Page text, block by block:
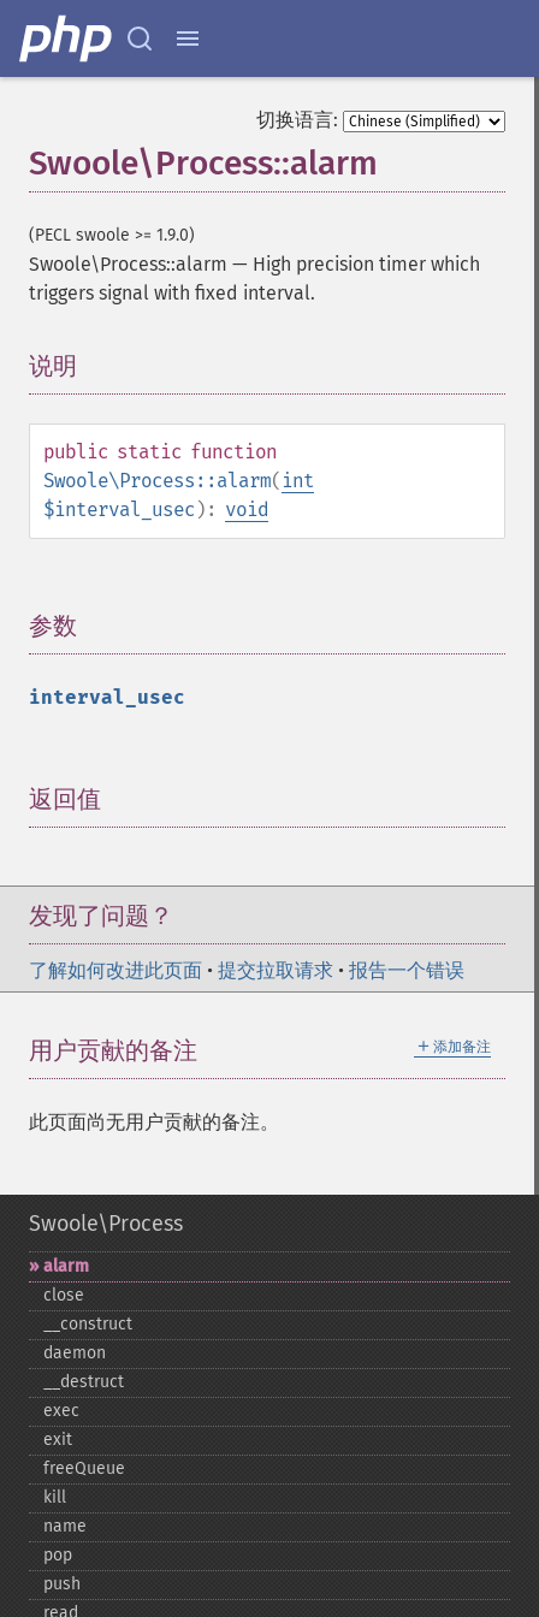
切换语言:
Swoole\Process::alarm
(PECL swoole >= 1.9.0)
Swoole\Process::alarm — High precision timer which
triggers signal with fixed interval.
说明
public static function
Swoole\Process::alarm( int
$interval_usec ): void
参数
interval_usec
返回值
发现了问题？
了解如何改进此页面 • 提交拉取请求 • 报告一个错误
＋ 添加备注
用户贡献的备注
此页面尚无用户贡献的备注。
Swoole\Process
alarm
close
_​_​construct
daemon
_​_​destruct
exec
exit
freeQueue
kill
name
pop
push
read